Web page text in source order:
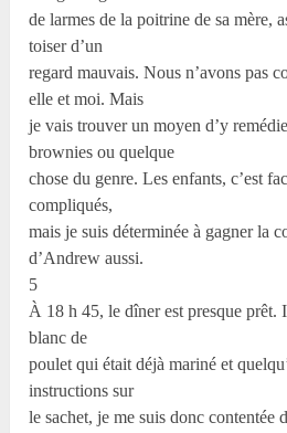
de larmes de la poitrine de sa mère,
toiser d’un
regard mauvais. Nous n’avons pas
elle et moi. Mais
je vais trouver un moyen d’y
brownies ou quelque
chose du genre. Les enfants, c’est
compliqués,
mais je suis déterminée à gagner la
d’Andrew aussi.
5
À 18 h 45, le dîner est presque prêt.
blanc de
poulet qui était déjà mariné et
instructions sur
le sachet, je me suis donc contentée